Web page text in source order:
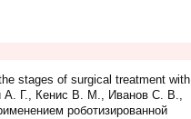
stages of surgical treatment with
А. Г., Кенис В. М., Иванов С. В.,
роботизированной